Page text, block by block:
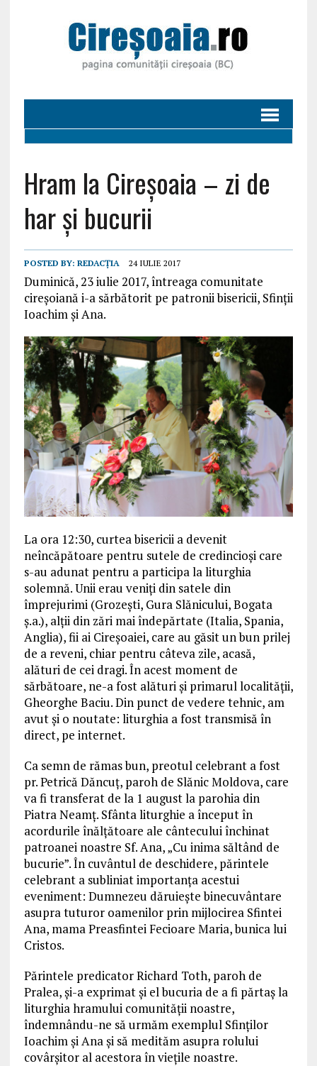
Hram la Cireșoaia – zi de
har și bucurii
POSTED BY: REDACȚIA 24 IULIE 2017
Duminică, 23 iulie 2017, întreaga comunitate
cireșoiană i-a sărbătorit pe patronii bisericii, Sfinții
Ioachim și Ana.
La ora 12:30, curtea bisericii a devenit
neîncăpătoare pentru sutele de credincioși care
s-au adunat pentru a participa la liturghia
solemnă. Unii erau veniți din satele din
împrejurimi (Grozești, Gura Slănicului, Bogata
ș.a.), alții din zări mai îndepărtate (Italia, Spania,
Anglia), fii ai Cireșoaiei, care au găsit un bun prilej
de a reveni, chiar pentru câteva zile, acasă,
alături de cei dragi. În acest moment de
sărbătoare, ne-a fost alături și primarul localității,
Gheorghe Baciu. Din punct de vedere tehnic, am
avut și o noutate: liturghia a fost transmisă în
direct, pe internet.
Ca semn de rămas bun, preotul celebrant a fost
pr. Petrică Dăncuț, paroh de Slănic Moldova, care
va fi transferat de la 1 august la parohia din
Piatra Neamț. Sfânta liturghie a început în
acordurile înălțătoare ale cântecului închinat
patroanei noastre Sf. Ana, „Cu inima săltând de
bucurie”. În cuvântul de deschidere, părintele
celebrant a subliniat importanța acestui
eveniment: Dumnezeu dăruiește binecuvântare
asupra tuturor oamenilor prin mijlocirea Sfintei
Ana, mama Preasfintei Fecioare Maria, bunica lui
Cristos.
Părintele predicator Richard Toth, paroh de
Pralea, și-a exprimat și el bucuria de a fi părtaș la
liturghia hramului comunității noastre,
îndemnându-ne să urmăm exemplul Sfinților
Ioachim și Ana și să medităm asupra rolului
covârșitor al acestora în viețile noastre.